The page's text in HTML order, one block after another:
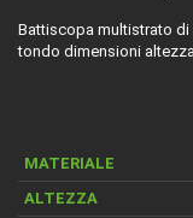
Battiscopa multistrato
tondo dimensioni
MATERIALE
ALTEZZA